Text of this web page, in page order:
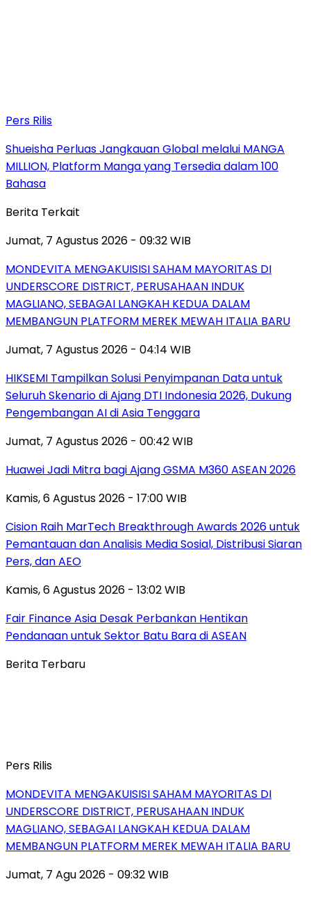
Pers Rilis
Shueisha Perluas Jangkauan Global melalui MANGA
MILLION, Platform Manga yang Tersedia dalam 100
Bahasa
Berita Terkait
Jumat, 7 Agustus 2026 - 09:32 WIB
MONDEVITA MENGAKUISISI SAHAM MAYORITAS DI
UNDERSCORE DISTRICT, PERUSAHAAN INDUK
MAGLIANO, SEBAGAI LANGKAH KEDUA DALAM
MEMBANGUN PLATFORM MEREK MEWAH ITALIA BARU
Jumat, 7 Agustus 2026 - 04:14 WIB
HIKSEMI Tampilkan Solusi Penyimpanan Data untuk
Seluruh Skenario di Ajang DTI Indonesia 2026, Dukung
Pengembangan AI di Asia Tenggara
Jumat, 7 Agustus 2026 - 00:42 WIB
Huawei Jadi Mitra bagi Ajang GSMA M360 ASEAN 2026
Kamis, 6 Agustus 2026 - 17:00 WIB
Cision Raih MarTech Breakthrough Awards 2026 untuk
Pemantauan dan Analisis Media Sosial, Distribusi Siaran
Pers, dan AEO
Kamis, 6 Agustus 2026 - 13:02 WIB
Fair Finance Asia Desak Perbankan Hentikan
Pendanaan untuk Sektor Batu Bara di ASEAN
Berita Terbaru
Pers Rilis
MONDEVITA MENGAKUISISI SAHAM MAYORITAS DI
UNDERSCORE DISTRICT, PERUSAHAAN INDUK
MAGLIANO, SEBAGAI LANGKAH KEDUA DALAM
MEMBANGUN PLATFORM MEREK MEWAH ITALIA BARU
Jumat, 7 Agu 2026 - 09:32 WIB